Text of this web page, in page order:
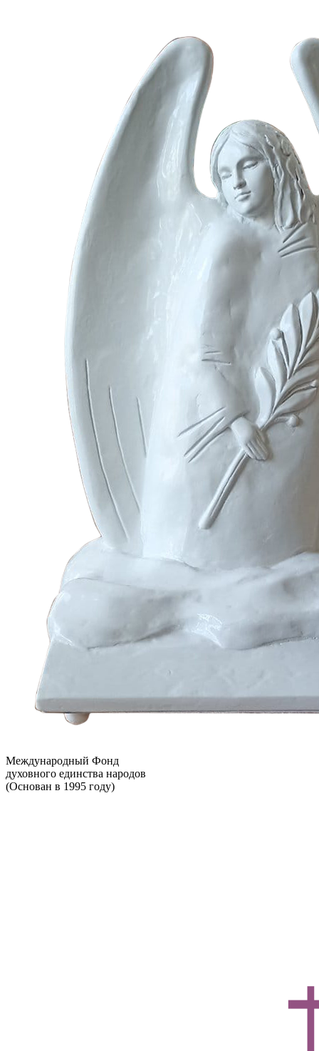
Международный Фонд
духовного единства народов
(Основан в 1995 году)